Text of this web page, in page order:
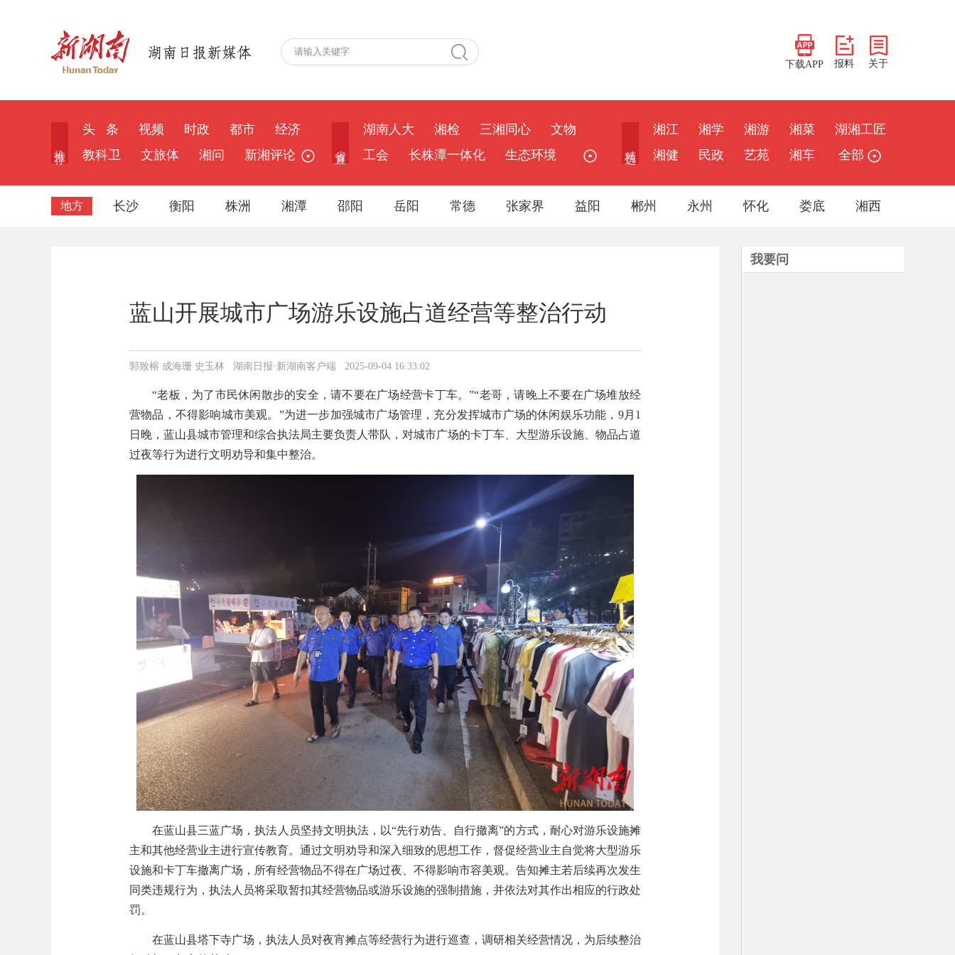
下载APP 报料 关于
头 条 视频 时政 都市
经济
教科卫
文旅体 湘问 新湘评论
湖南人大 湘检 三湘同心
文物
工会
长株潭一体化 生态环境
湘江 湘学 湘游 湘菜
湖湘工匠
湘健
民政 艺苑 湘车 全部
地方 长沙 衡阳 株洲 湘潭 邵阳 岳阳 常德 张家界 益阳 郴州 永州 怀化 娄底 湘西
蓝山开展城市广场游乐设施占道经营等整治行动
郭致榕 成海珊 史玉林 湖南日报·新湖南客户端 2025-09-04 16:33:02
“老板，为了市民休闲散步的安全，请不要在广场经营卡丁车。”“老哥，请晚上不要在广场堆放经
营物品，不得影响城市美观。”为进一步加强城市广场管理，充分发挥城市广场的休闲娱乐功能， 9月 1
日晚，蓝山县城市管理和综合执法局主要负责人带队，对城市广场的卡丁车、大型游乐设施、物品占道
过夜等行为进行文明劝导和集中整治。
在蓝山县三蓝广场，执法人员坚持文明执法，以“先行劝告、自行撤离”的方式，耐心对游乐设施摊
主和其他经营业主进行宣传教育。通过文明劝导和深入细致的思想工作，督促经营业主自觉将大型游乐
设施和卡丁车撤离广场，所有经营物品不得在广场过夜、不得影响市容美观。告知摊主若后续再次发生
同类违规行为，执法人员将采取暂扣其经营物品或游乐设施的强制措施，并依法对其作出相应的行政处
罚。
在蓝山县塔下寺广场，执法人员对夜宵摊点等经营行为进行巡查，调研相关经营情况，为后续整治
我要问